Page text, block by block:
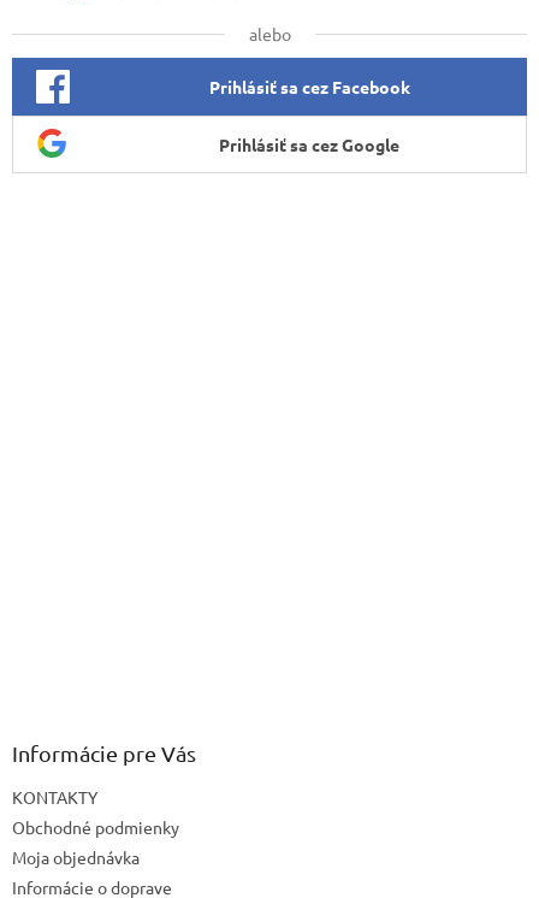
alebo
Prihlásiť sa cez Facebook
Prihlásiť sa cez Google
Informácie pre Vás
KONTAKTY
Obchodné podmienky
Moja objednávka
Informácie o doprave